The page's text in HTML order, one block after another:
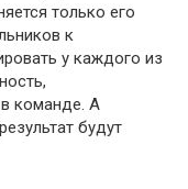
только его
к
у каждого из
команде. А
будут